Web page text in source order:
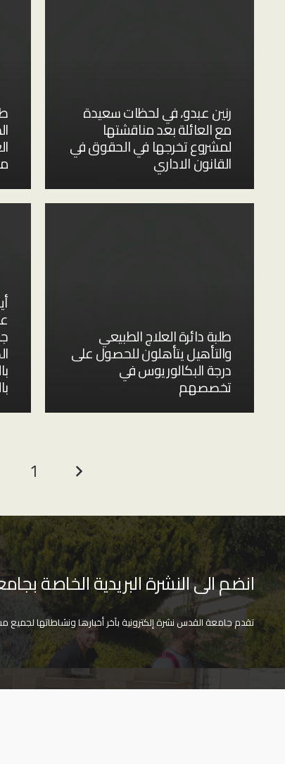
رنين عبدو، في لحظات سعيدة
مع العائلة بعد مناقشتها
لمشروع تخرجها في الحقوق في
القانون الاداري
طلبة دائرة العلاج الطبيعي
والتأهيل يتأهلون للحصول على
درجة البكالوريوس في
تخصصهم
1
انضم الى النشرة البريدية الخاصة
تقدم جامعة القدس نشرة إلكترونية بآخر أخبارها ونشاطاتها لجميع